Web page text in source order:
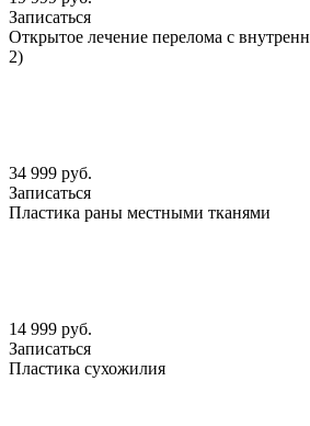
Записаться
Открытое лечение перелома с
2)
34 999 руб.
Записаться
Пластика раны местными тканями
14 999 руб.
Записаться
Пластика сухожилия